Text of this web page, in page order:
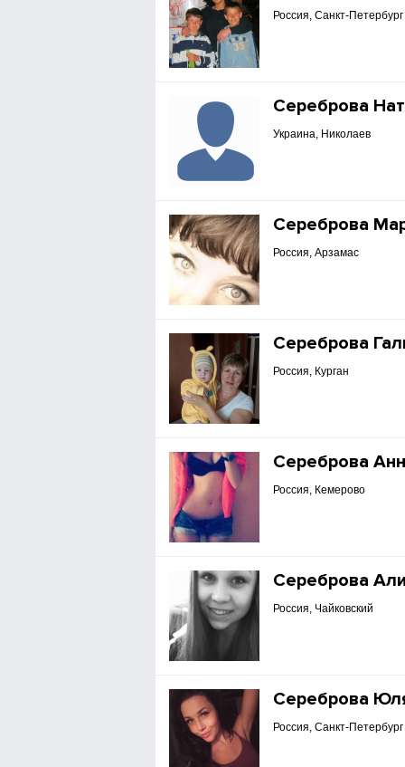
Россия, Санкт-Петербург
Сереброва
Украина, Николаев
Сереброва
Россия, Арзамас
Сереброва
Россия, Курган
Сереброва
Россия, Кемерово
Сереброва
Россия, Чайковский
Сереброва
Россия, Санкт-Петербург